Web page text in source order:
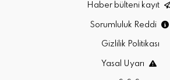
Haber bülteni kayıt
Sorumluluk Reddi
Gizlilik Politikası
Yasal Uyarı